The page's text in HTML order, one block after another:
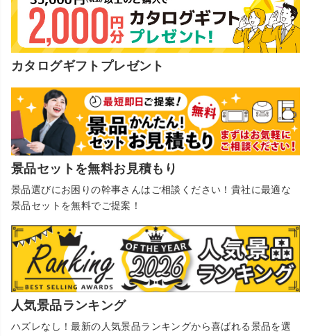
カタログギフトプレゼント
景品セットを無料お見積もり
景品選びにお困りの幹事さんはご相談ください！貴社に最適な
景品セットを無料でご提案！
人気景品ランキング
ハズレなし！最新の人気景品ランキングから喜ばれる景品を選